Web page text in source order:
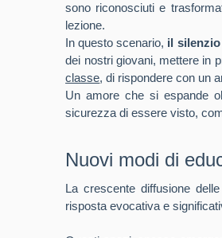
sono riconosciuti e
lezione.
In questo scenario, il
dei nostri giovani, mettere in
classe, di rispondere con un
Un amore che si espande
sicurezza di essere visto,
Nuovi modi di
La crescente diffusione
risposta evocativa e